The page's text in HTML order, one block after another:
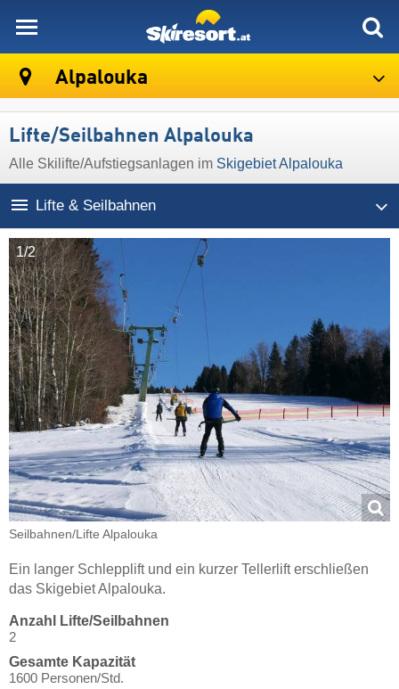
Alpalouka
Lifte/Seilbahnen Alpalouka
Alle Skilifte/Aufstiegsanlagen im Skigebiet Alpalouka
Lifte & Seilbahnen
1/2
Seilbahnen/​Lifte Alpalouka
Ein langer Schlepplift und ein kurzer Tellerlift erschließen
das Skigebiet Alpalouka.
Anzahl Lifte/Seilbahnen
2
Gesamte Kapazität
1600 Personen/Std.